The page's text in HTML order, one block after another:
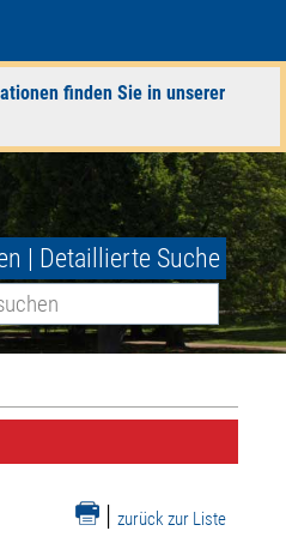
finden Sie in unserer
| Detaillierte Suche
| zurück zur Liste